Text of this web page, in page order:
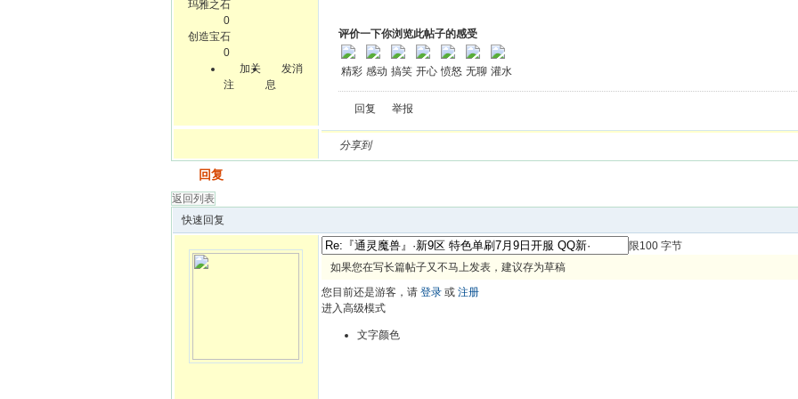
玛雅之石
0
创造宝石
0
加关
注
发消
息
评价一下你浏览此帖子的感受
精彩 感动 搞笑 开心 愤怒 无聊 灌水
回复 举报
分享到
回复
返回列表
快速回复
限100 字节
如果您在写长篇帖子又不马上发表，建议存为草稿
您目前还是游客，请 登录 或 注册
进入高级模式
文字颜色